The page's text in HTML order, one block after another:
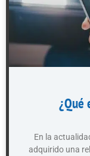
¿Qué
En la
adquirido una